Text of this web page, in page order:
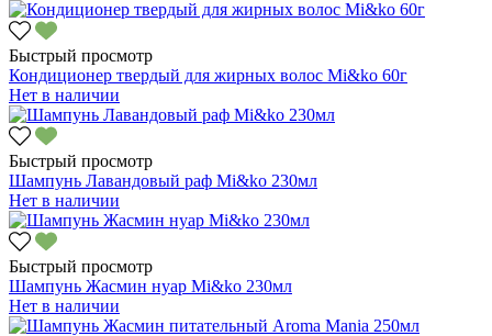
Быстрый просмотр
Кондиционер твердый для жирных волос Mi&ko 60г
Нет в наличии
Быстрый просмотр
Шампунь Лавандовый раф Mi&ko 230мл
Нет в наличии
Быстрый просмотр
Шампунь Жасмин нуар Mi&ko 230мл
Нет в наличии